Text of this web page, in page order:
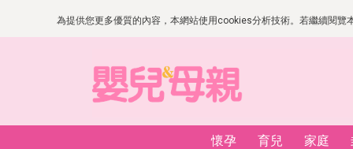
為提供您更多優質的內容，本網站使用cookies分析技術。若繼續閱
懷孕 育兒 家庭